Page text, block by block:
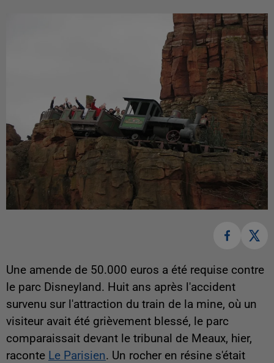
Une amende de 50.000 euros a été requise contre
le parc Disneyland. Huit ans après l'accident
survenu sur l'attraction du train de la mine, où un
visiteur avait été grièvement blessé, le parc
comparaissait devant le tribunal de Meaux, hier,
raconte Le Parisien. Un rocher en résine s'était